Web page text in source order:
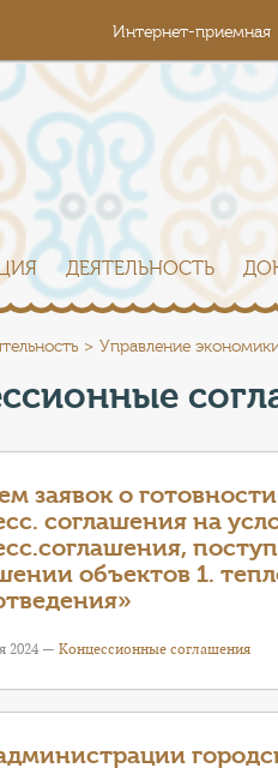
Интернет-приемная
ДЕЯТЕЛЬНОСТЬ
Управление
заявок о
соглашения на
объектов 1.
2024 — Концессионные соглашения